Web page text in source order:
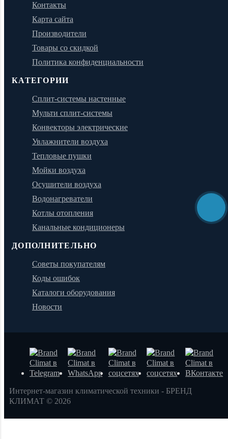
Контакты
Карта сайта
Производители
Товары со скидкой
Политика конфиденциальности
КАТЕГОРИИ
Сплит-системы настенные
Мульти сплит-системы
Конвекторы электрические
Увлажнители воздуха
Тепловые пушки
Мойки воздуха
Осушители воздуха
Водонагреватели
Котлы отопления
Канальные кондиционеры
ДОПОЛНИТЕЛЬНО
Советы покупателям
Коды ошибок
Каталоги оборудования
Новости
Интернет-магазин климатической техники - БРЕНД
КЛИМАТ © 2026